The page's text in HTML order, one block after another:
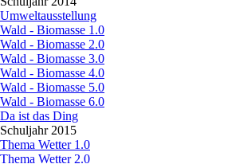
Umweltausstellung
Wald - Biomasse 1.0
Wald - Biomasse 2.0
Wald - Biomasse 3.0
Wald - Biomasse 4.0
Wald - Biomasse 5.0
Wald - Biomasse 6.0
Da ist das Ding
Schuljahr 2015
Thema Wetter 1.0
Thema Wetter 2.0